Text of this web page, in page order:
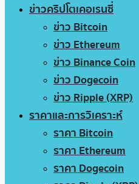
ข่าวคริปโตเคอเรนซี่
ข่าว Bitcoin
ข่าว Ethereum
ข่าว Binance Coin
ข่าว Dogecoin
ข่าว Ripple (XRP)
ราคาและการวิเคราะห์
ราคา Bitcoin
ราคา Ethereum
ราคา Dogecoin